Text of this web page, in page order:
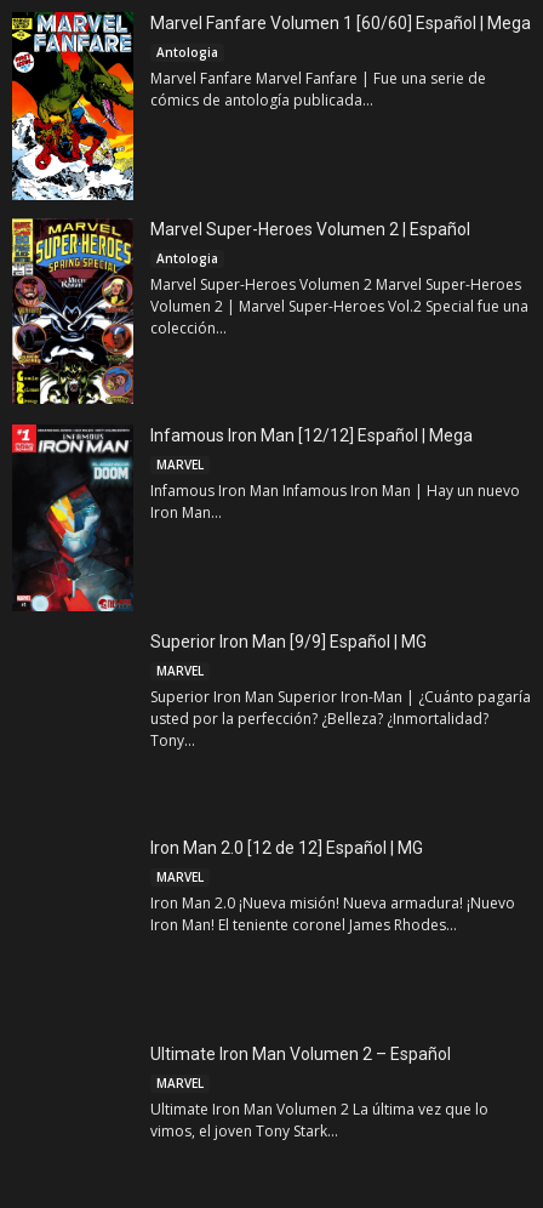
Marvel Fanfare Volumen 1 [60/60] Español | Mega
Antologia
Marvel Fanfare Marvel Fanfare | Fue una serie de
cómics de antología publicada...
Marvel Super-Heroes Volumen 2 | Español
Antologia
Marvel Super-Heroes Volumen 2 Marvel Super-Heroes
Volumen 2 | Marvel Super-Heroes Vol.2 Special fue una
colección...
Infamous Iron Man [12/12] Español | Mega
MARVEL
Infamous Iron Man Infamous Iron Man | Hay un nuevo
Iron Man...
Superior Iron Man [9/9] Español | MG
MARVEL
Superior Iron Man Superior Iron-Man | ¿Cuánto pagaría
usted por la perfección? ¿Belleza? ¿Inmortalidad?
Tony...
Iron Man 2.0 [12 de 12] Español | MG
MARVEL
Iron Man 2.0 ¡Nueva misión! Nueva armadura! ¡Nuevo
Iron Man! El teniente coronel James Rhodes...
Ultimate Iron Man Volumen 2 – Español
MARVEL
Ultimate Iron Man Volumen 2 La última vez que lo
vimos, el joven Tony Stark...